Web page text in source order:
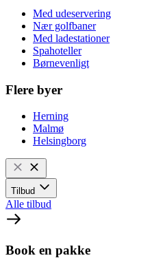
Med udeservering
Nær golfbaner
Med ladestationer
Spahoteller
Børnevenligt
Flere byer
Herning
Malmø
Helsingborg
Tilbud
Alle tilbud
Book en pakke